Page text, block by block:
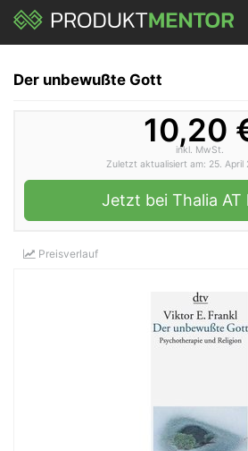
Skip
main
Der unbewußte Gott
10,20
inkl. MwSt.
Zuletzt aktualisiert am: 25. April
Jetzt bei Thalia AT
Preisverlauf